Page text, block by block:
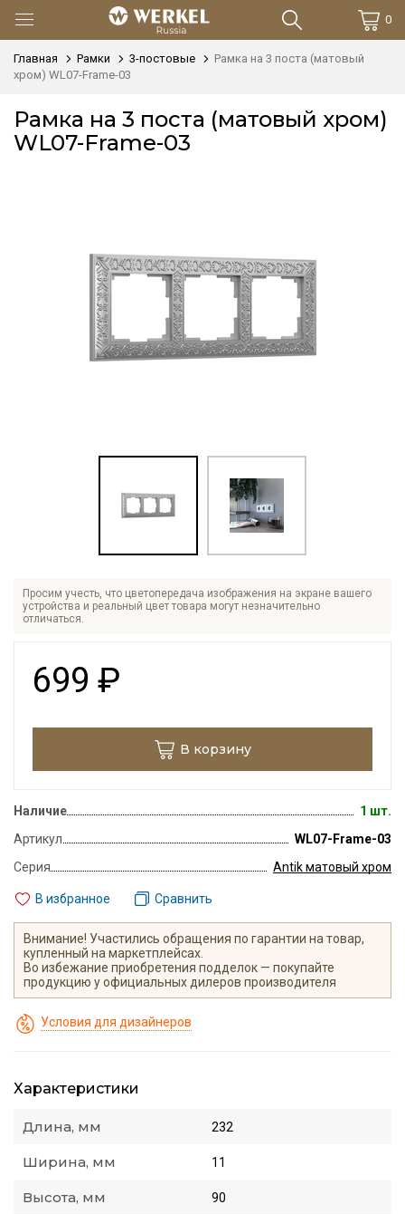
0
Главная Рамки 3-постовые
Рамка на 3 поста (матовый
хром) WL07-Frame-03
Рамка на 3 поста (матовый хром)
WL07-Frame-03
Просим учесть, что цветопередача изображения на экране вашего
устройства и реальный цвет товара могут незначительно
отличаться.
699 ₽
В корзину
Наличие
1 шт.
Артикул
WL07-Frame-03
Серия
Antik матовый хром
В избранное Сравнить
Внимание! Участились обращения по гарантии на товар,
купленный на маркетплейсах.
Во избежание приобретения подделок — покупайте
продукцию у официальных дилеров производителя
Условия для дизайнеров
Характеристики
Длина, мм 232
Ширина, мм 11
Высота, мм 90